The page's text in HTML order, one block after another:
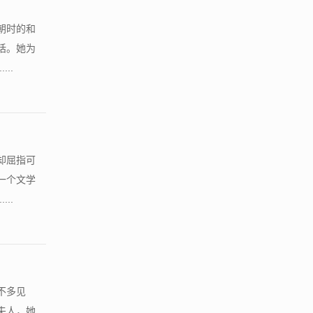
时的和
。她为
屈指可
个文学
多见